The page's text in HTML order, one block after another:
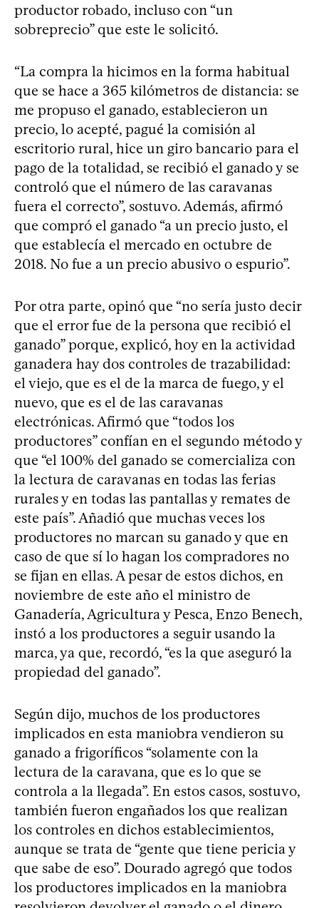
productor robado, incluso con “un
sobreprecio” que este le solicitó.
“La compra la hicimos en la forma habitual
que se hace a 365 kilómetros de distancia: se
me propuso el ganado, establecieron un
precio, lo acepté, pagué la comisión al
escritorio rural, hice un giro bancario para el
pago de la totalidad, se recibió el ganado y se
controló que el número de las caravanas
fuera el correcto”, sostuvo. Además, afirmó
que compró el ganado “a un precio justo, el
que establecía el mercado en octubre de
2018. No fue a un precio abusivo o espurio”.
Por otra parte, opinó que “no sería justo decir
que el error fue de la persona que recibió el
ganado” porque, explicó, hoy en la actividad
ganadera hay dos controles de trazabilidad:
el viejo, que es el de la marca de fuego, y el
nuevo, que es el de las caravanas
electrónicas. Afirmó que “todos los
productores” confían en el segundo método y
que “el 100% del ganado se comercializa con
la lectura de caravanas en todas las ferias
rurales y en todas las pantallas y remates de
este país”. Añadió que muchas veces los
productores no marcan su ganado y que en
caso de que sí lo hagan los compradores no
se fijan en ellas. A pesar de estos dichos, en
noviembre de este año el ministro de
Ganadería, Agricultura y Pesca, Enzo Benech,
instó a los productores a seguir usando la
marca, ya que, recordó, “es la que aseguró la
propiedad del ganado”.
Según dijo, muchos de los productores
implicados en esta maniobra vendieron su
ganado a frigoríficos “solamente con la
lectura de la caravana, que es lo que se
controla a la llegada”. En estos casos, sostuvo,
también fueron engañados los que realizan
los controles en dichos establecimientos,
aunque se trata de “gente que tiene pericia y
que sabe de eso”. Dourado agregó que todos
los productores implicados en la maniobra